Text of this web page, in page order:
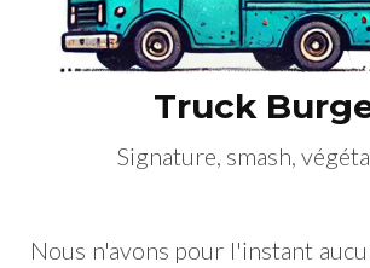
Truck
Signature, smash,
Nous n'avons pour l'instant